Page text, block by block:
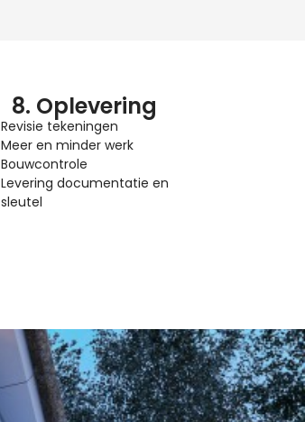
8. Oplevering
Revisie tekeningen
Meer en minder werk
Bouwcontrole
Levering documentatie en
sleutel